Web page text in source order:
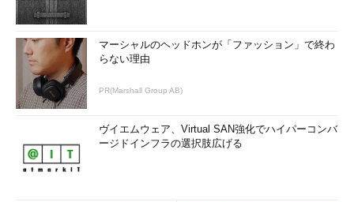
マーシャルのヘッドホンが「ファッション」で終わ
らない理由
PR(Marshall Group AB)
ヴイエムウェア、Virtual SAN強化でハイパーコンバ
ージドインフラの選択肢広げる